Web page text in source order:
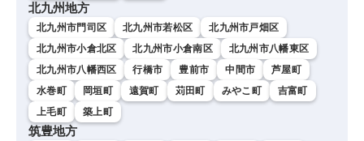
北九州地方
北九州市門司区 北九州市若松区
北九州市戸畑区
北九州市小倉北区
北九州市小倉南区
北九州市八幡東区
北九州市八幡西区
行橋市 豊前市 中間市
芦屋町
水巻町
岡垣町 遠賀町 苅田町 みやこ町
吉富町
上毛町
築上町
筑豊地方